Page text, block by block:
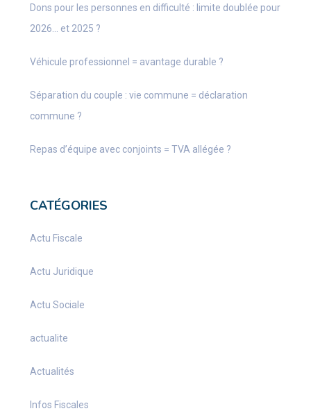
Dons pour les personnes en difficulté : limite doublée pour
2026… et 2025 ?
Véhicule professionnel = avantage durable ?
Séparation du couple : vie commune = déclaration
commune ?
Repas d’équipe avec conjoints = TVA allégée ?
CATÉGORIES
Actu Fiscale
Actu Juridique
Actu Sociale
actualite
Actualités
Infos Fiscales